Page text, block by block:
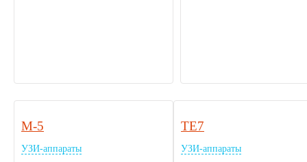
M-5
УЗИ-аппараты
TE7
УЗИ-аппараты